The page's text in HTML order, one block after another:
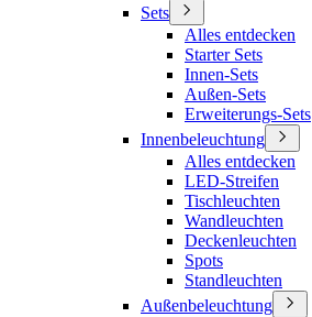
Sets
Alles entdecken
Starter Sets
Innen-Sets
Außen-Sets
Erweiterungs-Sets
Innenbeleuchtung
Alles entdecken
LED-Streifen
Tischleuchten
Wandleuchten
Deckenleuchten
Spots
Standleuchten
Außenbeleuchtung